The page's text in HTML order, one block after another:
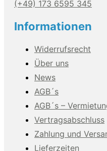
(+49) 173 6595 345
Informationen
Widerrufsrecht
Über uns
News
AGB´s
AGB´s –
Vertragsabschluss
Zahlung und
Lieferzeiten